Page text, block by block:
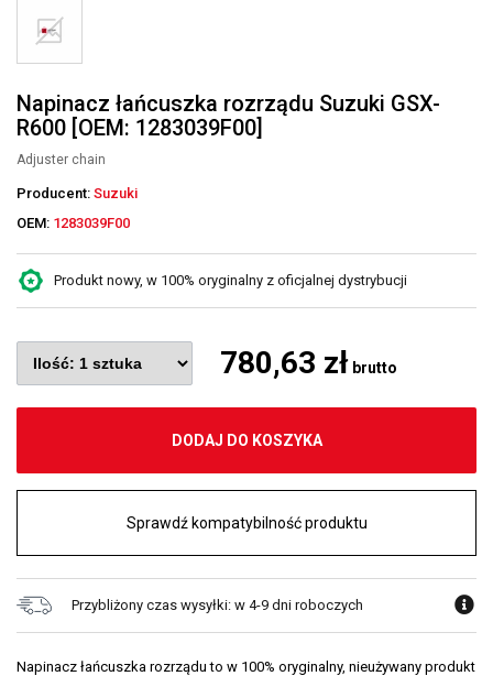
Napinacz łańcuszka rozrządu Suzuki GSX-
R600 [OEM: 1283039F00]
Adjuster chain
Producent: Suzuki
OEM: 1283039F00
Produkt nowy, w 100% oryginalny z oficjalnej dystrybucji
780,63 zł brutto
DODAJ DO KOSZYKA
Sprawdź kompatybilność produktu
Przybliżony czas wysyłki: w 4-9 dni roboczych
Napinacz łańcuszka rozrządu to w 100% oryginalny, nieużywany produkt